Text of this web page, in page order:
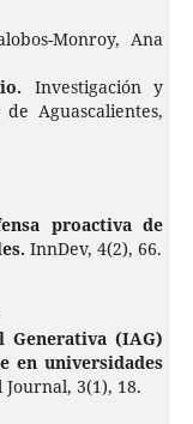
Monroy, Ana
Investigación y
Aguascalientes,
proactiva de
InnDev, 4(2), 66.
(IAG)
en universidades
3(1), 18.